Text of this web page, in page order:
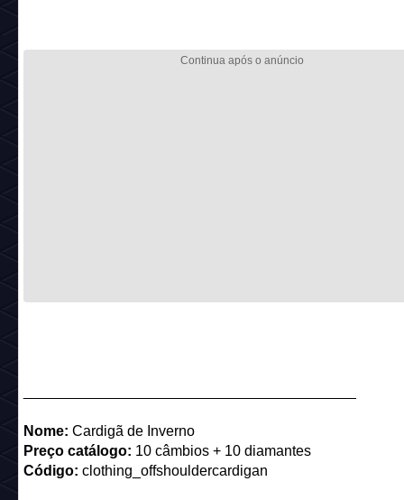
Nome: Cardigã de Inverno
Preço catálogo: 10 câmbios + 10 diamantes
Código: clothing_offshouldercardigan